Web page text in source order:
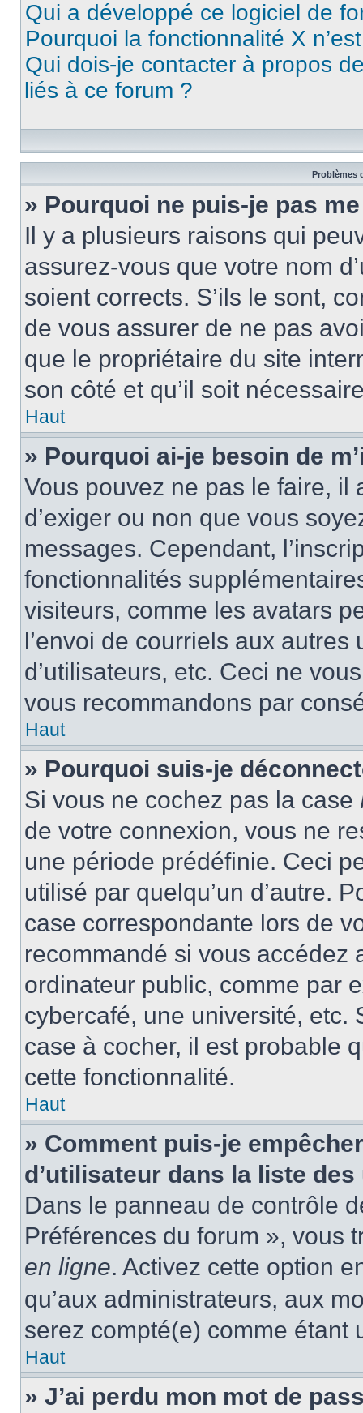
Qui a développé ce logiciel de
Pourquoi la fonctionnalité X
Qui dois-je contacter à propos
liés à ce forum ?
Problèmes
» Pourquoi ne puis-je pas
Il y a plusieurs raisons qui
assurez-vous que votre nom
soient corrects. S’ils le sont,
de vous assurer de ne pas
que le propriétaire du site
son côté et qu’il soit
Haut
» Pourquoi ai-je besoin de
Vous pouvez ne pas le faire, il
d’exiger ou non que vous
messages. Cependant,
fonctionnalités
visiteurs, comme les avatars
l’envoi de courriels aux
d’utilisateurs, etc. Ceci ne
vous recommandons par
Haut
» Pourquoi suis-je
Si vous ne cochez pas la case
de votre connexion, vous ne
une période prédéfinie. Ceci
utilisé par quelqu’un d’autre.
case correspondante lors de
recommandé si vous accédez
ordinateur public, comme par
cybercafé, une université, etc.
case à cocher, il est probable
cette fonctionnalité.
Haut
» Comment puis-je
d’utilisateur dans la liste
Dans le panneau de contrôle
Préférences du forum », vous
en ligne. Activez cette option
qu’aux administrateurs, aux
serez compté(e) comme étant
Haut
» J’ai perdu mon mot de